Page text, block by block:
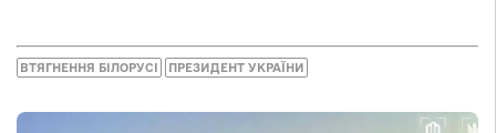
ВТЯГНЕННЯ БІЛОРУСІ ПРЕЗИДЕНТ УКРАЇНИ